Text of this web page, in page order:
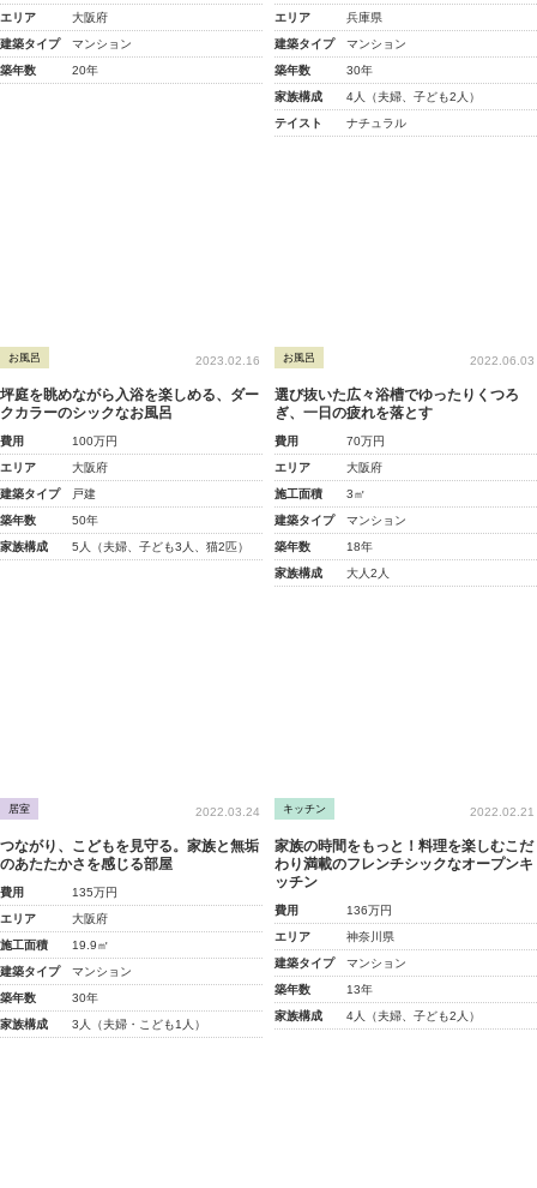
エリア
大阪府
建築タイプ
マンション
築年数
20年
エリア
兵庫県
建築タイプ
マンション
築年数
30年
家族構成
4人（夫婦、子ども2人）
テイスト
ナチュラル
お風呂 2023.02.16
坪庭を眺めながら入浴を楽しめる、ダー
クカラーのシックなお風呂
費用
100万円
エリア
大阪府
建築タイプ
戸建
築年数
50年
家族構成
5人（夫婦、子ども3人、猫2匹）
お風呂 2022.06.03
選び抜いた広々浴槽でゆったりくつろ
ぎ、一日の疲れを落とす
費用
70万円
エリア
大阪府
施工面積
3㎡
建築タイプ
マンション
築年数
18年
家族構成
大人2人
居室 2022.03.24
つながり、こどもを見守る。家族と無垢
のあたたかさを感じる部屋
費用
135万円
エリア
大阪府
施工面積
19.9㎡
建築タイプ
マンション
築年数
30年
家族構成
3人（夫婦・こども1人）
キッチン 2022.02.21
家族の時間をもっと！料理を楽しむこだ
わり満載のフレンチシックなオープンキ
ッチン
費用
136万円
エリア
神奈川県
建築タイプ
マンション
築年数
13年
家族構成
4人（夫婦、子ども2人）